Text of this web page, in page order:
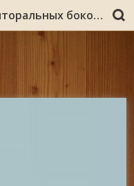
Луппова, Е. Н. Экология литоральных бокоплавов GAMMARUS (LAGUNOGAMMARUS) OCEANICUS и GAMMARUS (GAMMARUS) DUEBENI как возможных объектов марикультуры в северных морях : препринт / Е. Н. Луппова ; Акад. наук СССР, Кол. фил. им. С. М. Кирова, Мурм. мор. биол. ин-т. - Апатиты : Кольский филиал АН СССР, 1987. - 27 с.